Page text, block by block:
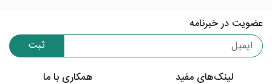
عضویت در خبرنامه
ثبت
لینک‌های مفید
همکاری با ما